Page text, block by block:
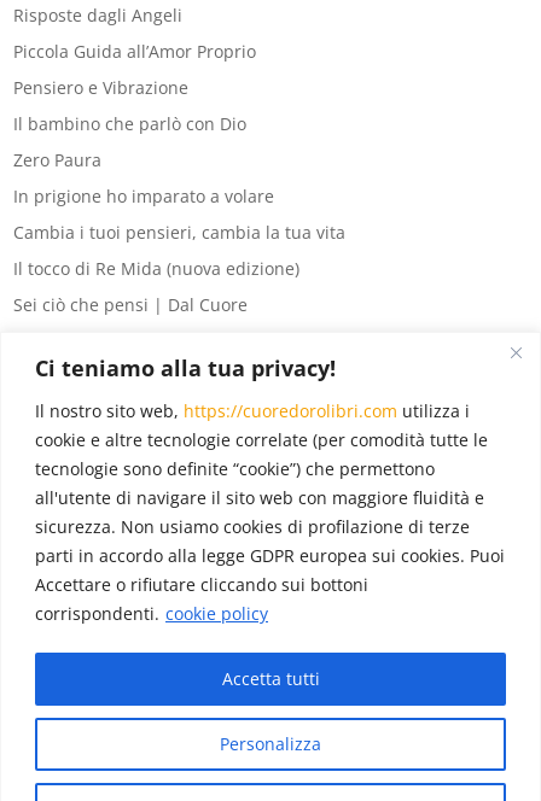
Ci teniamo alla tua privacy!
Il nostro sito web, https://cuoredorolibri.com utilizza i
cookie e altre tecnologie correlate (per comodità tutte le
tecnologie sono definite “cookie”) che permettono
all'utente di navigare il sito web con maggiore fluidità e
sicurezza. Non usiamo cookies di profilazione di terze
parti in accordo alla legge GDPR europea sui cookies. Puoi
Accettare o rifiutare cliccando sui bottoni
corrispondenti. cookie policy
Personalizza
Accetta tutti
Risposte dagli Angeli
Piccola Guida all’Amor Proprio
Pensiero e Vibrazione
Il bambino che parlò con Dio
Zero Paura
In prigione ho imparato a volare
Cambia i tuoi pensieri, cambia la tua vita
Il tocco di Re Mida (nuova edizione)
Sei ciò che pensi | Dal Cuore
La legge di Attrazione per principianti
Eventi(6)
In evidenza(18)
Novità
Pubblicazioni(22)
Blog(22)
Diffondiamo gratitudine e il mondo sorriderà.